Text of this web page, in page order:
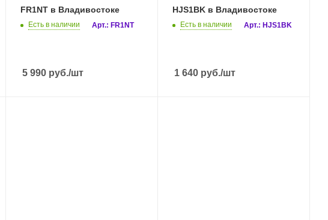
FR1NT в Владивостоке
Есть в наличии Арт.: FR1NT
5 990 руб./шт
HJS1BK в Владивостоке
Есть в наличии Арт.: HJS1BK
1 640 руб./шт